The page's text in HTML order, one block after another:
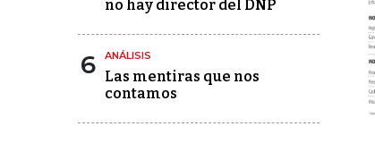
no hay director del DNP
6 ANÁLISIS
Las mentiras que nos
contamos